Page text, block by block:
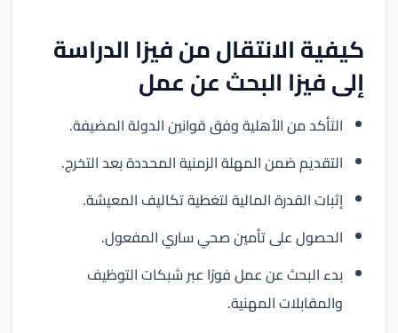
كيفية الانتقال من فيزا الدراسة
إلى فيزا البحث عن عمل
التأكد من الأهلية وفق قوانين الدولة المضيفة.
التقديم ضمن المهلة الزمنية المحددة بعد التخرج.
إثبات القدرة المالية لتغطية تكاليف المعيشة.
الحصول على تأمين صحي ساري المفعول.
بدء البحث عن عمل فورًا عبر شبكات التوظيف
والمقابلات المهنية.